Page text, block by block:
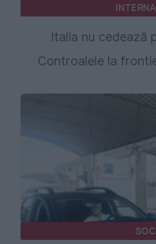
Italia nu cedează
Controalele la